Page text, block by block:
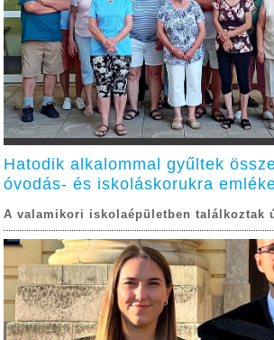
Hatodik alkalommal gyűltek
óvodás- és iskoláskorukra
A valamikori iskolaépületben találkoztak